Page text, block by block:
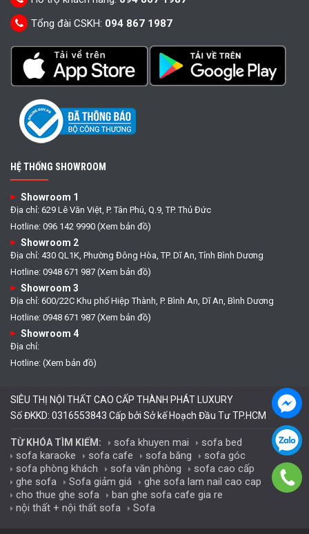
Tổng đài CSKH: 094 867 1987
HỆ THỐNG SHOWROOM
Showroom 1
Địa chỉ: 629 Lê Văn Việt, P. Tân Phú, Q.9, TP. Thủ Đức
Hotline: 096 142 9990 (Xem bản đồ)
Showroom 2
Địa chỉ: 430 QL1K, Phường Đông Hòa, TP. Dĩ An, Tỉnh Bình Dương
Hotline: 0948 671 987 (Xem bản đồ)
Showroom 3
Địa chỉ: 600/22C Khu phố Hiệp Thành, P. Bình An, Dĩ An, Bình Dương
Hotline: 0948 671 987 (Xem bản đồ)
Showroom 4
Địa chỉ:
Hotline: (Xem bản đồ)
SIÊU THỊ NỘI THẤT CAO CẤP THÀNH PHÁT LUXURY
Số ĐKKD: 0316553843 Cấp bởi Sở kế Hoạch Đầu Tư TP.HCM
TỪ KHÓA TÌM KIẾM: sofa khuyen mai
sofa bed
sofa karaoke
sofa cafe sofa băng
sofa góc
sofa phòng khách
sofa văn phòng
sofa cao cấp
ghe sofa
Sofa giảm giá
ghe sofa lam nail cao cap
cho thue ghe sofa
ban ghe sofa cafe gia re
nội thất + nội thất sofa
Sofa